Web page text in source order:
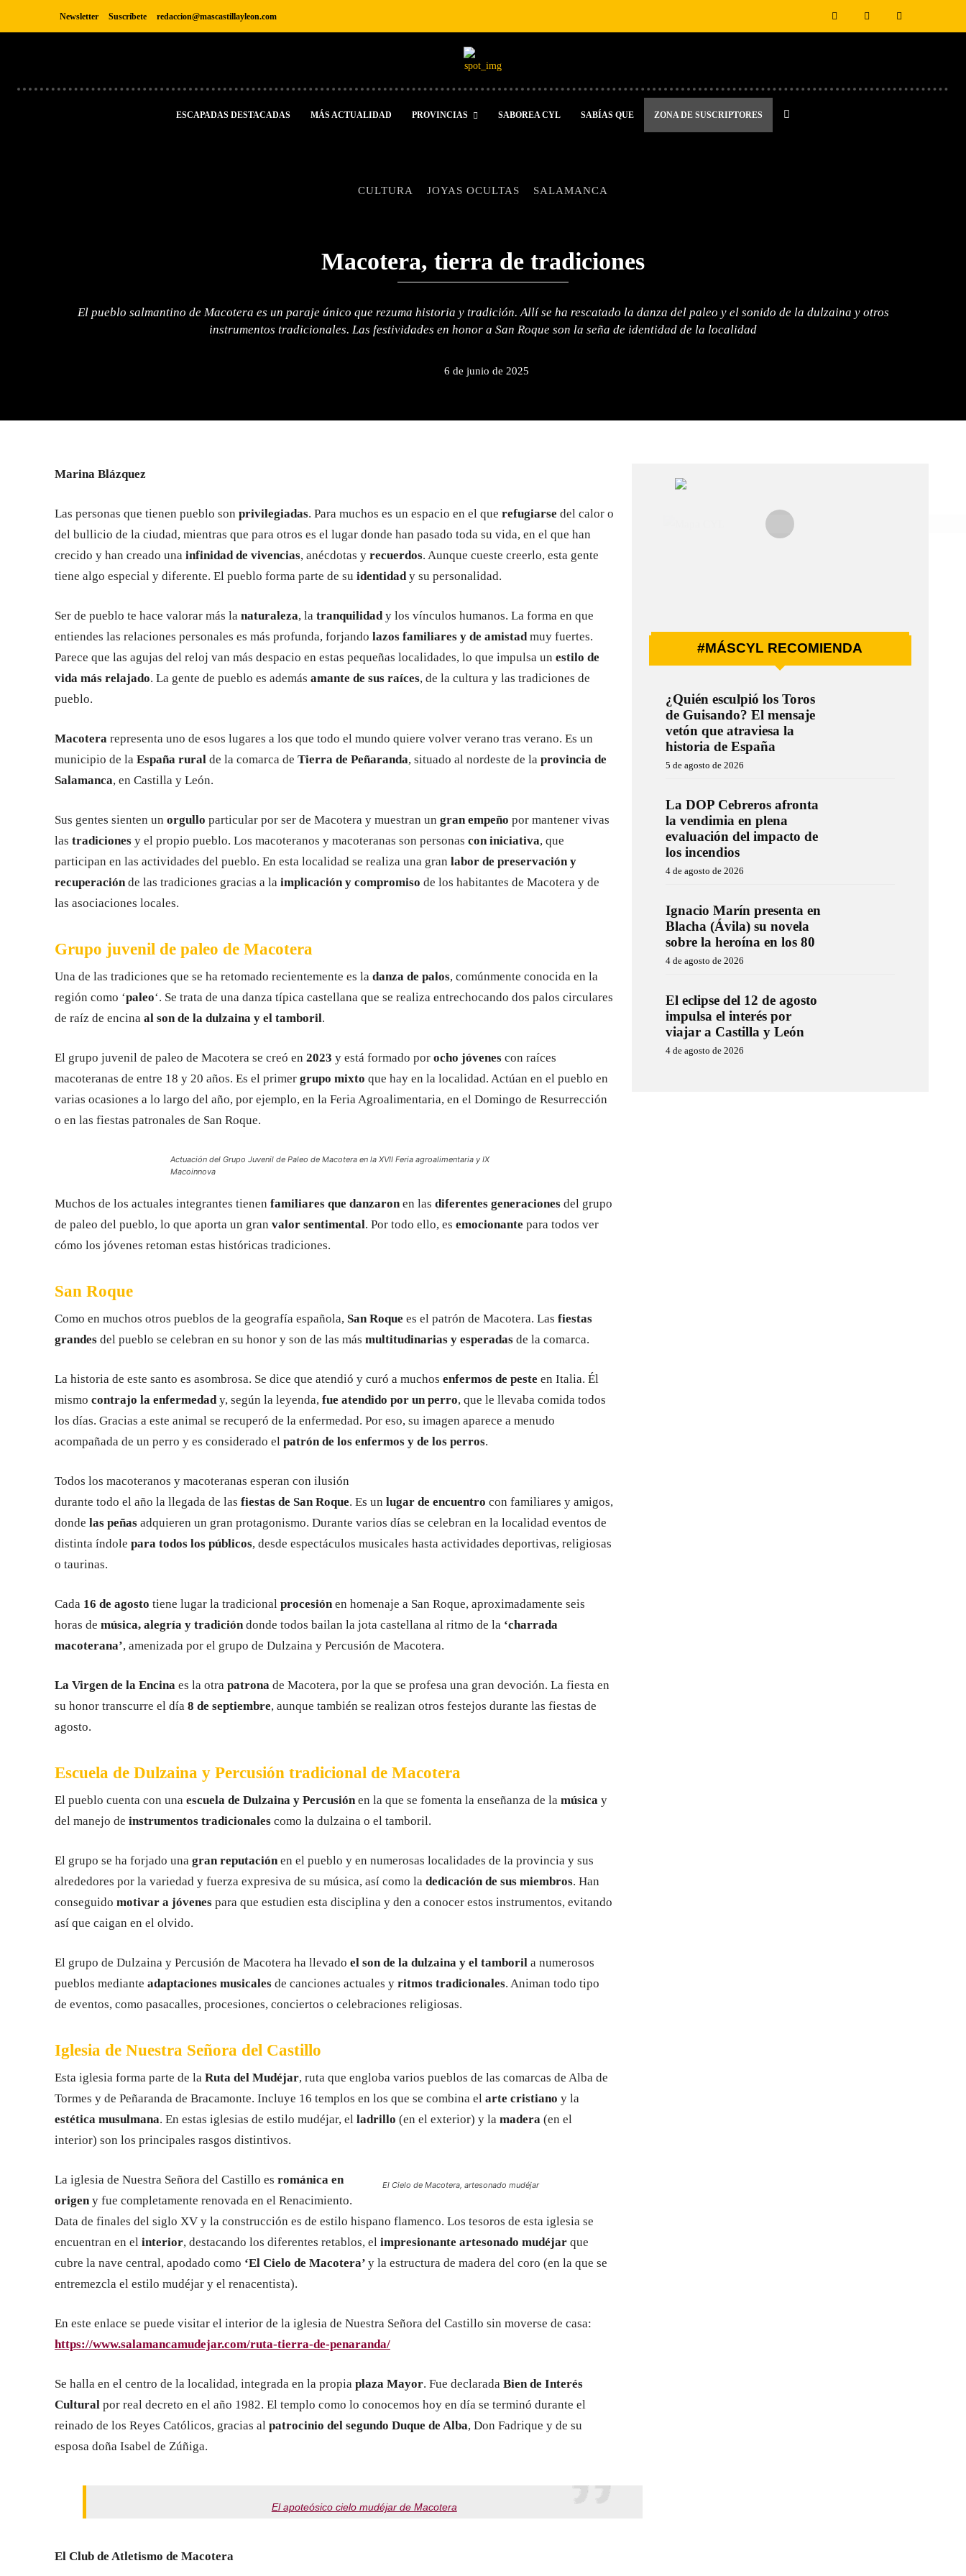
Newsletter Suscríbete redaccion@mascastillayleon.com
ESCAPADAS DESTACADAS MÁS ACTUALIDAD PROVINCIAS SABOREA CYL SABÍAS QUE ZONA DE SUSCRIPTORES
CULTURA JOYAS OCULTAS SALAMANCA
Macotera, tierra de tradiciones
El pueblo salmantino de Macotera es un paraje único que rezuma historia y tradición. Allí se ha rescatado la danza del paleo y el sonido de la dulzaina y otros
instrumentos tradicionales. Las festividades en honor a San Roque son la seña de identidad de la localidad
6 de junio de 2025
Marina Blázquez
Las personas que tienen pueblo son privilegiadas. Para muchos es un espacio en el que refugiarse del calor o
del bullicio de la ciudad, mientras que para otros es el lugar donde han pasado toda su vida, en el que han
crecido y han creado una infinidad de vivencias, anécdotas y recuerdos. Aunque cueste creerlo, esta gente
tiene algo especial y diferente. El pueblo forma parte de su identidady su personalidad.
Ser de pueblo te hace valorar más la naturaleza, la tranquilidady los vínculos humanos. La forma en que
entiendes las relaciones personales es más profunda, forjando lazos familiares y de amistadmuy fuertes.
Parece que las agujas del reloj van más despacio en estas pequeñas localidades, lo que impulsa un estilo de
vida más relajado. La gente de pueblo es además amante de sus raíces, de la cultura y las tradiciones de
pueblo.
Macotera representa uno de esos lugares a los que todo el mundo quiere volver verano tras verano. Es un
municipio de la España rural de la comarca de Tierra de Peñaranda, situado al nordeste de la provincia de
Salamanca, en Castilla y León.
Sus gentes sienten un orgullo particular por ser de Macotera y muestran un gran empeño por mantener vivas
las tradiciones y el propio pueblo. Los macoteranos y macoteranas son personas con iniciativa, que
participan en las actividades del pueblo. En esta localidad se realiza una gran labor de preservación y
recuperaciónde las tradiciones gracias a la implicación y compromiso de los habitantes de Macotera y de
las asociaciones locales.
Grupo juvenil de paleo de Macotera
Una de las tradiciones que se ha retomado recientemente es la danza de palos, comúnmente conocida en la
región como ‘paleo‘. Se trata de una danza típica castellana que se realiza entrechocando dos palos circulares
de raíz de encina al son de la dulzaina y el tamboril.
El grupo juvenil de paleo de Macotera se creó en 2023 y está formado por ocho jóvenes con raíces
macoteranas de entre 18 y 20 años. Es el primer grupo mixto que hay en la localidad. Actúan en el pueblo en
varias ocasiones a lo largo del año, por ejemplo, en la Feria Agroalimentaria, en el Domingo de Resurrección
o en las fiestas patronales de San Roque.
Actuación del Grupo Juvenil de Paleo de Macotera en la XVII Feria agroalimentaria y IX
Macoinnova
Muchos de los actuales integrantes tienen familiares que danzaronen las diferentes generaciones del grupo
de paleo del pueblo, lo que aporta un gran valor sentimental. Por todo ello, es emocionante para todos ver
cómo los jóvenes retoman estas históricas tradiciones.
San Roque
Como en muchos otros pueblos de la geografía española, San Roque es el patrón de Macotera. Las fiestas
grandes del pueblo se celebran en su honor y son de las más multitudinarias y esperadas de la comarca.
La historia de este santo es asombrosa. Se dice que atendió y curó a muchos enfermos de peste en Italia. Él
mismo contrajo la enfermedady, según la leyenda, fue atendido por un perro, que le llevaba comida todos
los días. Gracias a este animal se recuperó de la enfermedad. Por eso, su imagen aparece a menudo
acompañada de un perro y es considerado el patrón de los enfermos y de los perros.
Todos los macoteranos y macoteranas esperan con ilusión
durante todo el año la llegada de las fiestas de San Roque. Es un lugar de encuentro con familiares y amigos,
donde las peñas adquieren un gran protagonismo. Durante varios días se celebran en la localidad eventos de
distinta índole para todos los públicos, desde espectáculos musicales hasta actividades deportivas, religiosas
o taurinas.
Cada 16 de agosto tiene lugar la tradicional procesiónen homenaje a San Roque, aproximadamente seis
horas de música, alegría y tradicióndonde todos bailan la jota castellana al ritmo de la ‘charrada
macoterana’, amenizada por el grupo de Dulzaina y Percusión de Macotera.
La Virgen de la Encina es la otra patrona de Macotera, por la que se profesa una gran devoción. La fiesta en
su honor transcurre el día 8 de septiembre, aunque también se realizan otros festejos durante las fiestas de
agosto.
Escuela de Dulzaina y Percusión tradicional de Macotera
El pueblo cuenta con una escuela de Dulzaina y Percusiónen la que se fomenta la enseñanza de la música y
del manejo de instrumentos tradicionales como la dulzaina o el tamboril.
El grupo se ha forjado una gran reputaciónen el pueblo y en numerosas localidades de la provincia y sus
alrededores por la variedad y fuerza expresiva de su música, así como la dedicación de sus miembros. Han
conseguido motivar a jóvenes para que estudien esta disciplina y den a conocer estos instrumentos, evitando
así que caigan en el olvido.
El grupo de Dulzaina y Percusión de Macotera ha llevado el son de la dulzaina y el tamboril a numerosos
pueblos mediante adaptaciones musicales de canciones actuales y ritmos tradicionales. Animan todo tipo
de eventos, como pasacalles, procesiones, conciertos o celebraciones religiosas.
Iglesia de Nuestra Señora del Castillo
Esta iglesia forma parte de la Ruta del Mudéjar, ruta que engloba varios pueblos de las comarcas de Alba de
Tormes y de Peñaranda de Bracamonte. Incluye 16 templos en los que se combina el arte cristiano y la
estética musulmana. En estas iglesias de estilo mudéjar, el ladrillo (en el exterior) y la madera (en el
interior) son los principales rasgos distintivos.
El Cielo de Macotera, artesonado mudéjar
La iglesia de Nuestra Señora del Castillo es románica en
origeny fue completamente renovada en el Renacimiento.
Data de finales del siglo XV y la construcción es de estilo hispano flamenco. Los tesoros de esta iglesia se
encuentran en el interior, destacando los diferentes retablos, el impresionante artesonado mudéjar que
cubre la nave central, apodado como ‘El Cielo de Macotera’ y la estructura de madera del coro (en la que se
entremezcla el estilo mudéjar y el renacentista).
En este enlace se puede visitar el interior de la iglesia de Nuestra Señora del Castillo sin moverse de casa:
https://www.salamancamudejar.com/ruta-tierra-de-penaranda/
Se halla en el centro de la localidad, integrada en la propia plaza Mayor. Fue declarada Bien de Interés
Cultural por real decreto en el año 1982. El templo como lo conocemos hoy en día se terminó durante el
reinado de los Reyes Católicos, gracias al patrocinio del segundo Duque de Alba, Don Fadrique y de su
esposa doña Isabel de Zúñiga.
El apoteósico cielo mudéjar de Macotera
El Club de Atletismo de Macotera
#MÁSCYL RECOMIENDA
¿Quién esculpió los Toros
de Guisando? El mensaje
vetón que atraviesa la
historia de España
5 de agosto de 2026
La DOP Cebreros afronta
la vendimia en plena
evaluación del impacto de
los incendios
4 de agosto de 2026
Ignacio Marín presenta en
Blacha (Ávila) su novela
sobre la heroína en los 80
4 de agosto de 2026
El eclipse del 12 de agosto
impulsa el interés por
viajar a Castilla y León
4 de agosto de 2026